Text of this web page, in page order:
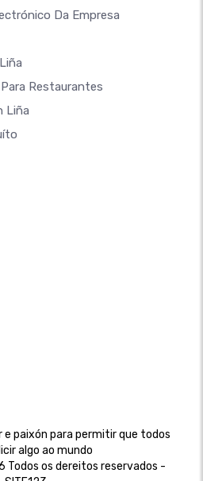
Da Empresa
Restaurantes
Liña
e paixón para permitir que todos
algo ao mundo
Todos os dereitos reservados -